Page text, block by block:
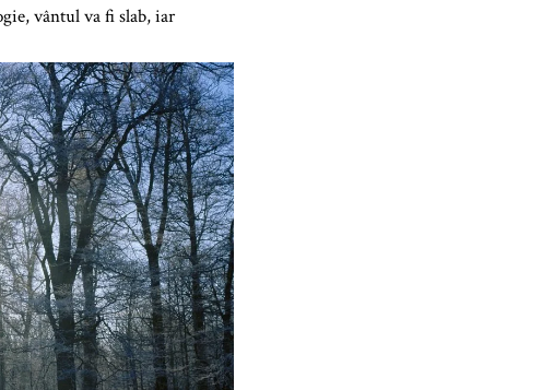
vântul va fi slab, iar